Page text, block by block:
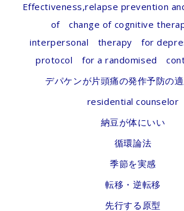
Effectiveness,relapse prevention
of change of cognitive
interpersonal therapy for
protocol for a randomised
デパケンが片頭痛の発作予防の
residential counselor
納豆が体にいい
循環論法
季節を実感
転移・逆転移
先行する原型